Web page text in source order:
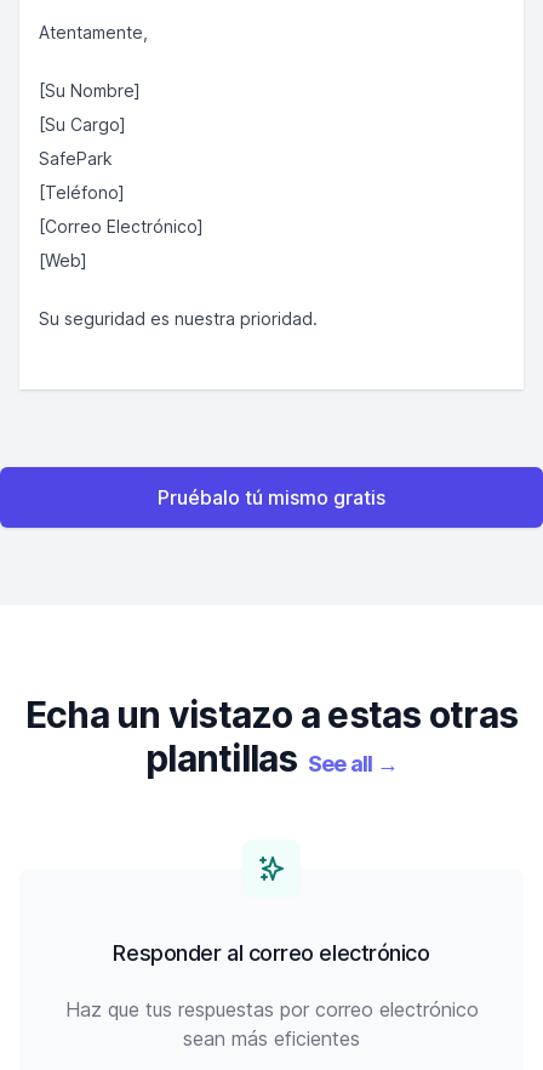
Atentamente,
[Su Nombre]
[Su Cargo]
SafePark
[Teléfono]
[Correo Electrónico]
[Web]
Su seguridad es nuestra prioridad.
Pruébalo tú mismo gratis
Echa un vistazo a estas otras
plantillas See all →
Responder al correo electrónico
Haz que tus respuestas por correo electrónico
sean más eficientes